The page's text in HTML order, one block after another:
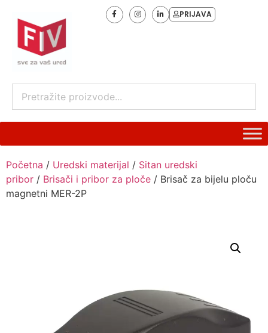
PRIJAVA
Početna / Uredski materijal / Sitan uredski
pribor / Brisači i pribor za ploče / Brisač za bijelu ploču
magnetni MER-2P